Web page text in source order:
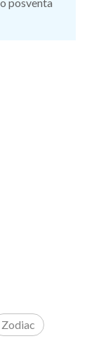
Zodiac